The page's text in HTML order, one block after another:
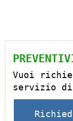
Vuoi
servizio di